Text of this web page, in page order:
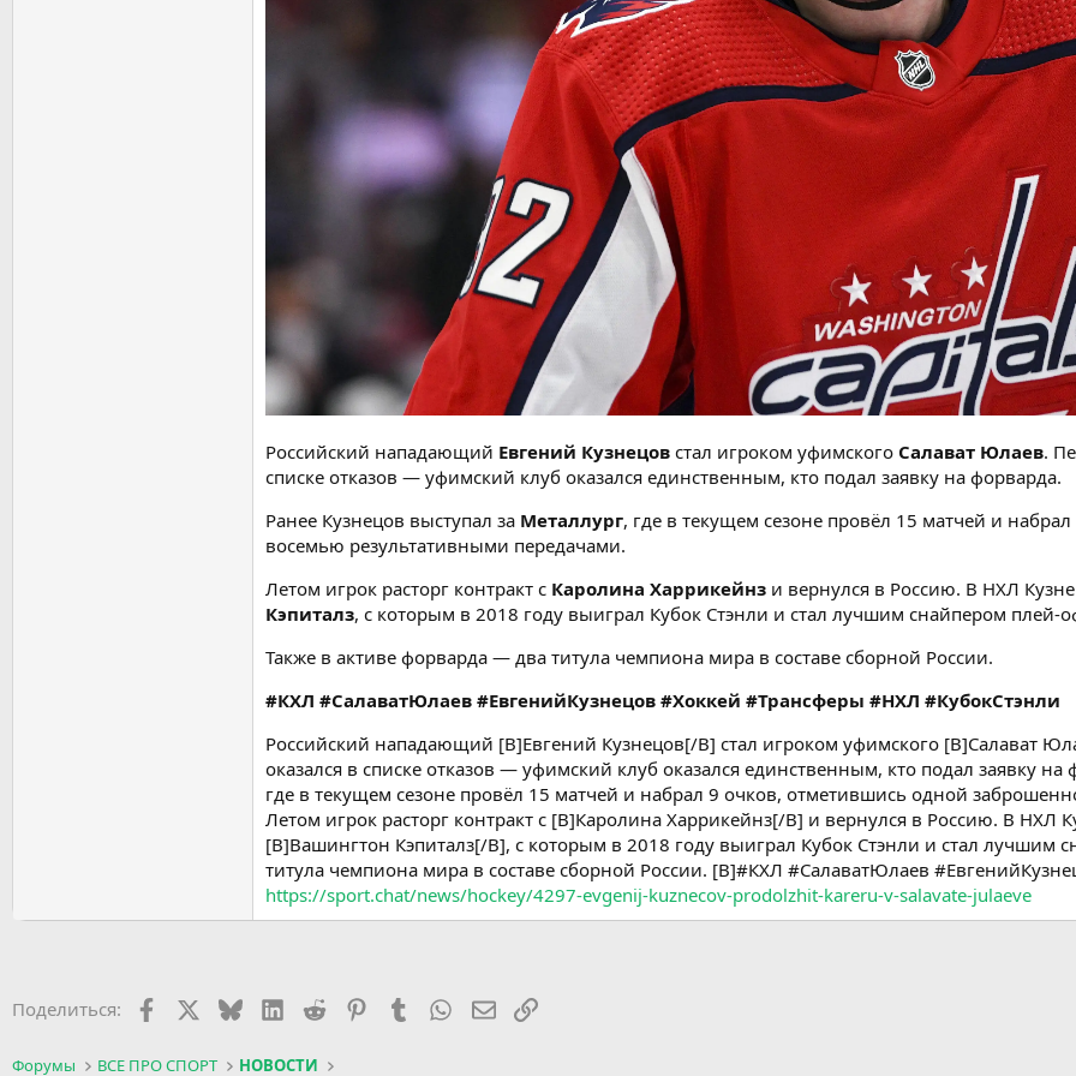
Российский нападающий Евгений Кузнецов стал игроком уфимского Салават Юлаев.
списке отказов — уфимский клуб оказался единственным, кто подал заявку на форварда.
Ранее Кузнецов выступал за Металлург, где в текущем сезоне провёл 15 матчей и
восемью результативными передачами.
Летом игрок расторг контракт с Каролина Харрикейнз и вернулся в Россию. В НХЛ
Кэпиталз, с которым в 2018 году выиграл Кубок Стэнли и стал лучшим снайпером плей-
Также в активе форварда — два титула чемпиона мира в составе сборной России.
#КХЛ #СалаватЮлаев #ЕвгенийКузнецов #Хоккей #Трансферы #НХЛ #КубокСтэнли
Российский нападающий [B]Евгений Кузнецов[/B] стал игроком уфимского [B]Салават
оказался в списке отказов — уфимский клуб оказался единственным, кто подал заявку
где в текущем сезоне провёл 15 матчей и набрал 9 очков, отметившись одной
Летом игрок расторг контракт с [B]Каролина Харрикейнз[/B] и вернулся в Россию. В НХЛ
[B]Вашингтон Кэпиталз[/B], с которым в 2018 году выиграл Кубок Стэнли и стал лучшим
титула чемпиона мира в составе сборной России. [B]#КХЛ #СалаватЮлаев
https://sport.chat/news/hockey/4297-evgenij-kuznecov-prodolzhit-kareru-v-salavate-julaeve
Поделиться: FacebookX (Twitter)
BlueskyLinkedIn
Reddit PinterestTumblr WhatsApp
Электронная почта
Ссылка
Форумы ВСЕ ПРО СПОРТ НОВОСТИ